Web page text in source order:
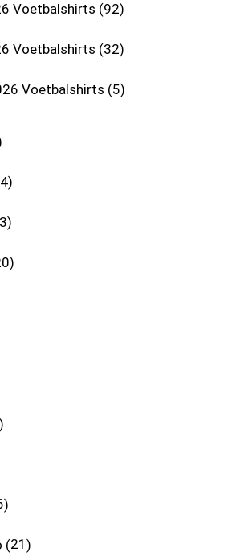
Voetbalshirts 92
Voetbalshirts 32
Voetbalshirts 5
21